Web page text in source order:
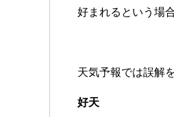
好まれるという場
天気予報では誤解
好天